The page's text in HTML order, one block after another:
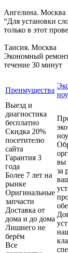
Ангелина. Москва
“Для установки
только в этот
Таисия. Москва
Экономный ремонт
течение 30 минут
Преимущества
Выезд и
диагностика
бесплатно
Скидка 20%
посетителю
сайта
Гарантия 3
года
Более 7 лет на
рынке
Оригинальные
запчасти
Доставка от
дома и до дома
Лишнего не
берём
Все
вы
за